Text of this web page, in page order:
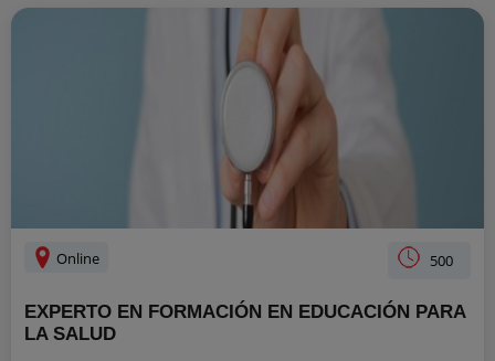
Online 500
EXPERTO EN FORMACIÓN EN EDUCACIÓN PARA
LA SALUD